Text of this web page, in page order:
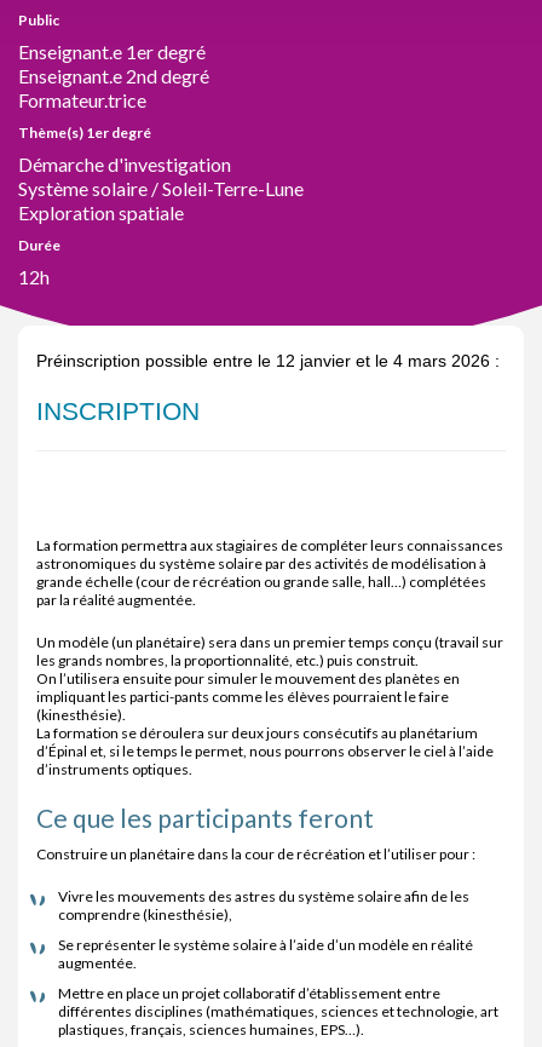
Public
Enseignant.e 1er degré
Enseignant.e 2nd degré
Formateur.trice
Thème(s) 1er degré
Démarche d'investigation
Système solaire / Soleil-Terre-Lune
Exploration spatiale
Durée
12h
Préinscription possible entre le 12 janvier et le 4 mars 2026 :
INSCRIPTION
La formation permettra aux stagiaires de compléter leurs connaissances
astronomiques du système solaire par des activités de modélisation à
grande échelle (cour de récréation ou grande salle, hall…) complétées
par la réalité augmentée.
Un modèle (un planétaire) sera dans un premier temps conçu (travail sur
les grands nombres, la proportionnalité, etc.) puis construit.
On l’utilisera ensuite pour simuler le mouvement des planètes en
impliquant les partici-pants comme les élèves pourraient le faire
(kinesthésie).
La formation se déroulera sur deux jours consécutifs au planétarium
d’Épinal et, si le temps le permet, nous pourrons observer le ciel à l’aide
d’instruments optiques.
Ce que les participants feront
Construire un planétaire dans la cour de récréation et l’utiliser pour :
Vivre les mouvements des astres du système solaire afin de les
comprendre (kinesthésie),
Se représenter le système solaire à l’aide d’un modèle en réalité
augmentée.
Mettre en place un projet collaboratif d’établissement entre
différentes disciplines (mathématiques, sciences et technologie, art
plastiques, français, sciences humaines, EPS…).